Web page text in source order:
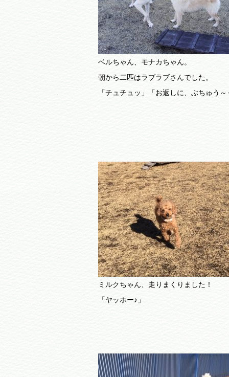
ベルちゃん、モナカちゃん。
朝から二匹はラブラブさんでした。
「チュチュッ」「お返しに、ぶちゅう
ミルクちゃん、走りまくりました！
「ヤッホー♪」